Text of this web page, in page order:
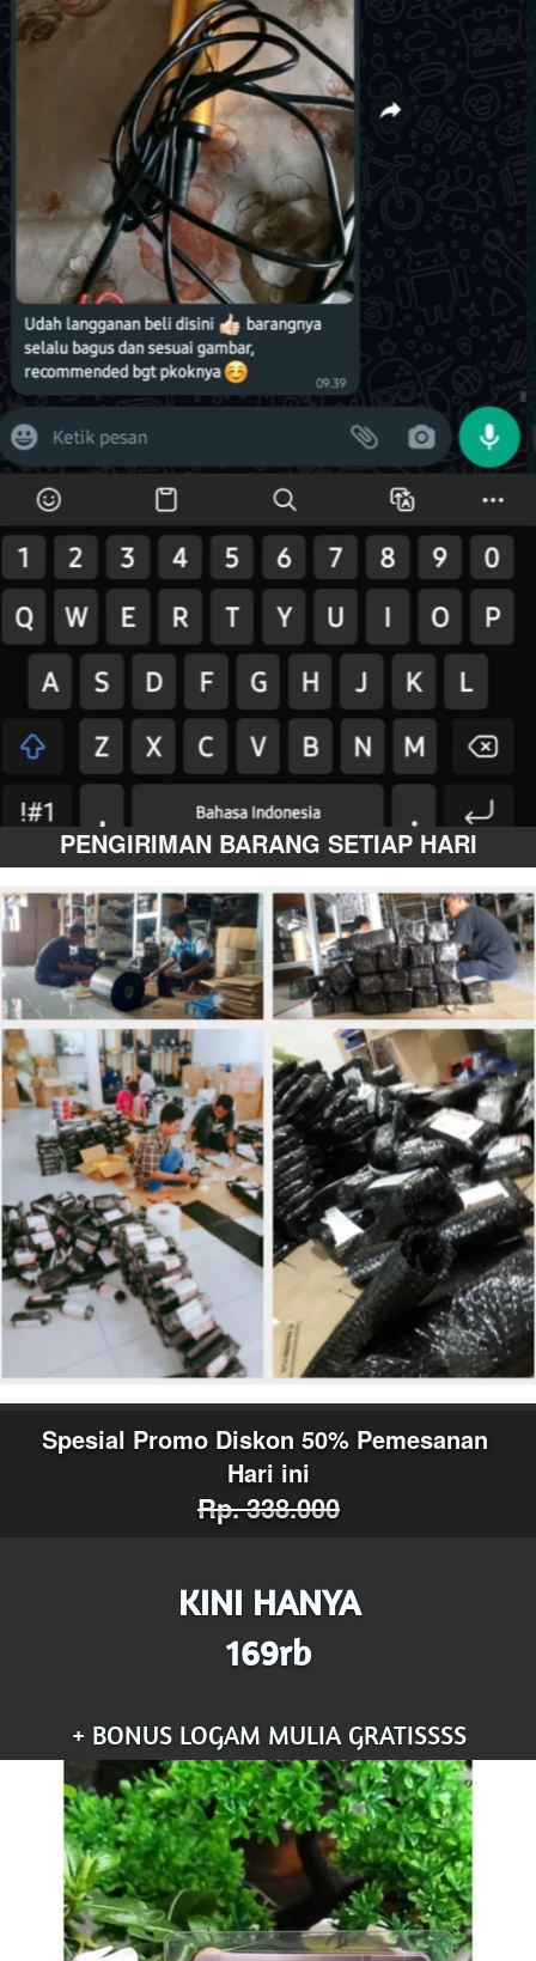
PENGIRIMAN BARANG SETIAP HARI
Spesial Promo Diskon 50% Pemesanan
Hari ini
Rp. 338.000
KINI HANYA
169rb
+ BONUS LOGAM MULIA GRATISSSS